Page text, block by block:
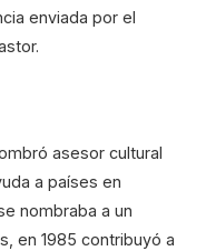
enviada por el
asesor cultural
a países en
nombraba a un
en 1985 contribuyó a